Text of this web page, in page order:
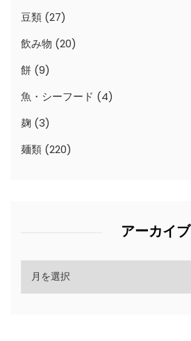
豆類 (27)
飲み物 (20)
餅 (9)
魚・シーフード (4)
麹 (3)
麺類 (220)
アーカイブ